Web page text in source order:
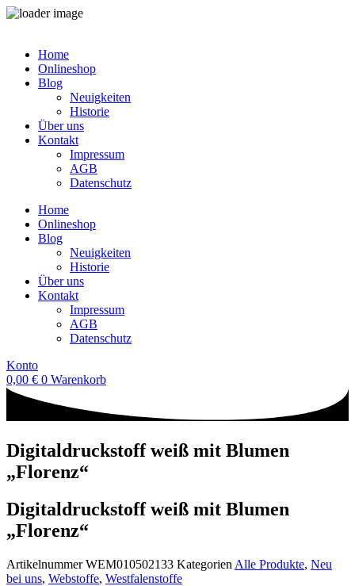
springenHome
Onlineshop
Blog
Neuigkeiten
Historie
Über uns
Kontakt
Impressum
AGB
Datenschutz
Home
Onlineshop
Blog
Neuigkeiten
Historie
Über uns
Kontakt
Impressum
AGB
Datenschutz
Konto
0,00 € 0 Warenkorb
Digitaldruckstoff weiß mit Blumen
„Florenz“
Digitaldruckstoff weiß mit Blumen
„Florenz“
ArtikelnummerWEM010502133 Kategorien Alle Produkte, Neu
bei uns, Webstoffe, Westfalenstoffe